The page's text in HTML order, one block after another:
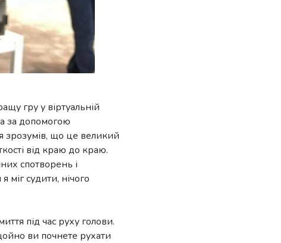
гру у віртуальній
за допомогою
зрозумів, що це великий
від краю до краю.
спотворень і
міг судити, нічого
під час руху голови.
ви почнете рухати